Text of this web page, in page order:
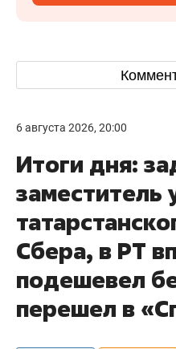
6 августа 2026, 20:00
Итоги дня:
заместитель
Сбера, в РТ
подешевел
перешел в